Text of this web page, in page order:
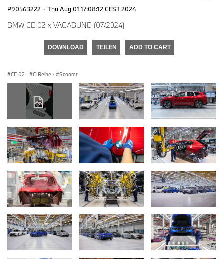
P90563222 · Thu Aug 01 17:08:12 CEST 2024
BMW CE 02 x VAGABUND (07/2024)
DOWNLOAD TEILEN ADD TO CART
CE 02 · C-Reihe · Scooter